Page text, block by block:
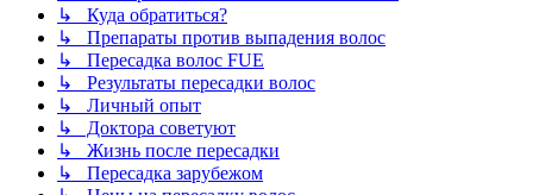
↳ Куда обратиться?
↳ Препараты против выпадения волос
↳ Пересадка волос FUE
↳ Результаты пересадки волос
↳ Личный опыт
↳ Доктора советуют
↳ Жизнь после пересадки
↳ Пересадка зарубежом